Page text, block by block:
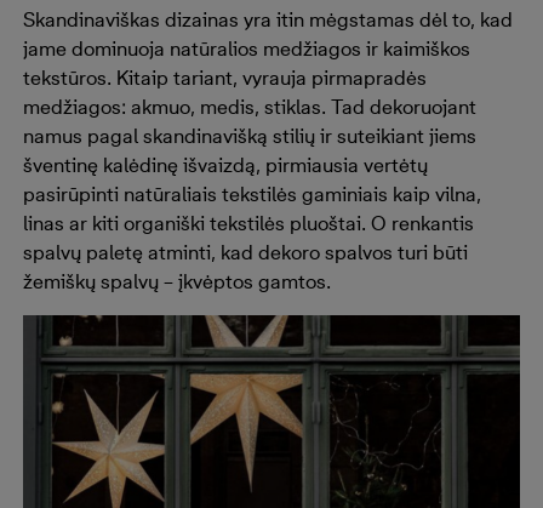
Skandinaviškas dizainas yra itin mėgstamas dėl to, kad
jame dominuoja natūralios medžiagos ir kaimiškos
tekstūros. Kitaip tariant, vyrauja pirmapradės
medžiagos: akmuo, medis, stiklas. Tad dekoruojant
namus pagal skandinavišką stilių ir suteikiant jiems
šventinę kalėdinę išvaizdą, pirmiausia vertėtų
pasirūpinti natūraliais tekstilės gaminiais kaip vilna,
linas ar kiti organiški tekstilės pluoštai. O renkantis
spalvų paletę atminti, kad dekoro spalvos turi būti
žemiškų spalvų – įkvėptos gamtos.